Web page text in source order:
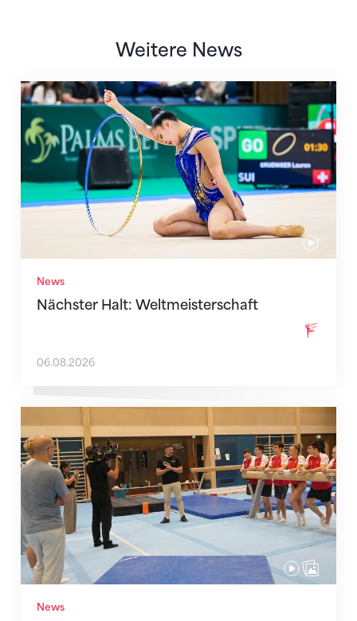
Weitere News
News
Nächster Halt: Weltmeisterschaft
Nächster Halt: Weltmeisterschaft
06.08.2026
News
Mit klaren Zielen nach Zagreb